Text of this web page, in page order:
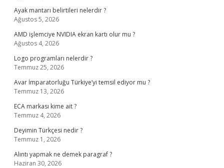
Ayak mantarı belirtileri nelerdir ?
Ağustos 5, 2026
AMD işlemciye NVIDIA ekran kartı olur mu ?
Ağustos 4, 2026
Logo programları nelerdir ?
Temmuz 25, 2026
Avar İmparatorluğu Türkiye’yi temsil ediyor mu ?
Temmuz 13, 2026
ECA markası kime ait ?
Temmuz 4, 2026
Deyimin Türkçesi nedir ?
Temmuz 1, 2026
Alıntı yapmak ne demek paragraf ?
Haziran 30, 2026